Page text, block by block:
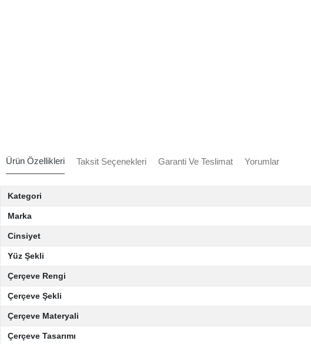
Ürün Özellikleri Taksit Seçenekleri Garanti Ve Teslimat Yorumlar
Kategori
Marka
Cinsiyet
Yüz Şekli
Çerçeve Rengi
Çerçeve Şekli
Çerçeve Materyali
Çerçeve Tasarımı